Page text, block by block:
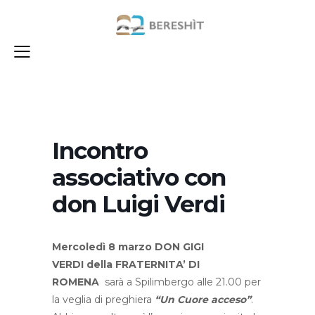
Incontro
associativo con
don Luigi Verdi
Mercoledì 8 marzo DON GIGI
VERDI della FRATERNITA’ DI
ROMENA sarà a Spilimbergo alle 21.00 per
la veglia di preghiera “Un Cuore acceso”.